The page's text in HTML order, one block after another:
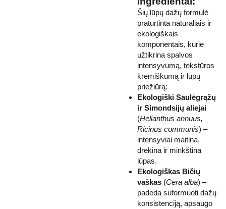
Šių lūpų dažų formulė
praturtinta natūraliais ir
ekologiškais
komponentais, kurie
užtikrina spalvos
intensyvumą, tekstūros
kremiškumą ir lūpų
priežiūrą:
Ekologiški Saulėgrąžų
ir Simondsijų aliejai
(Helianthus annuus,
Ricinus communis) –
intensyviai maitina,
drėkina ir minkština
lūpas.
Ekologiškas Bičių
vaškas (Cera alba) –
padeda suformuoti dažų
konsistenciją, apsaugo